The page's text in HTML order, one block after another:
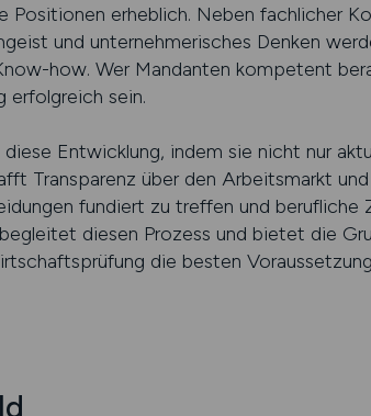
erheblich. Neben fachlicher
und unternehmerisches Denken
how. Wer Mandanten kompetent
erfolgreich sein.
Entwicklung, indem sie nicht nur
Transparenz über den Arbeitsmarkt
fundiert zu treffen und berufliche
diesen Prozess und bietet die
die besten